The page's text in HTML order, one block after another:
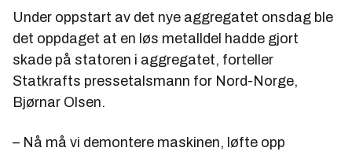
Under oppstart av det nye aggregatet onsdag ble
det oppdaget at en løs metalldel hadde gjort
skade på statoren i aggregatet, forteller
Statkrafts pressetalsmann for Nord-Norge,
Bjørnar Olsen.
– Nå må vi demontere maskinen, løfte opp